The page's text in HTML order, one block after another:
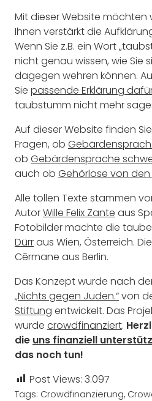
Mit dieser Website möchten
Ihnen verstärkt die
Wenn Sie z.B. ein Wort
nicht genau wissen, wie Sie
dagegen wehren können.
Sie passende Erklärung
taubstumm nicht mehr
Auf dieser Website finden
Fragen, ob
ob Gebärdensprache
auch ob Gehörlose von den
Alle tollen Texte stammen
AutorWille Felix Zante aus
Fotobilder machte die
Dürraus Wien, Österreich.
Cērmane aus Berlin.
Das Konzept wurde nach
„Nichts gegen Juden.“von
Stiftung entwickelt. Das
wurde crowdfinanziert.
die uns finanziell
das noch tun!
Post Views: 3.097
Tags: Crowdfinanzierung,